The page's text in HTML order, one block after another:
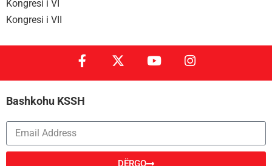
Kongresi i VI
Kongresi i VII
Bashkohu KSSH
DËRGO